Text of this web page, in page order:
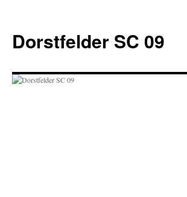
springen
Dorstfelder SC 09